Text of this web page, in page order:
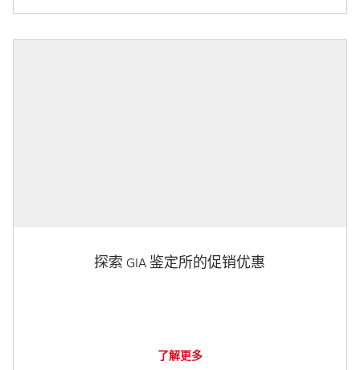
探索 GIA 鉴定所的促销优惠
了解更多